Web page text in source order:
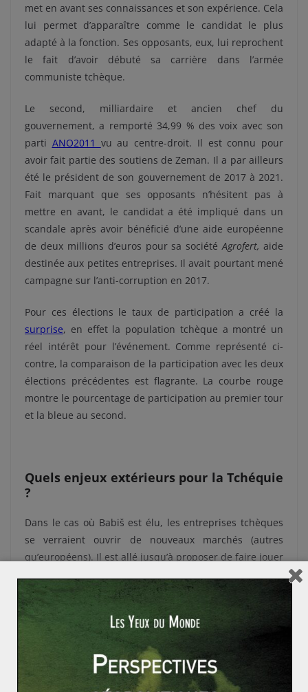
met en avant ses connaissances et son expérience. Cela
lui permet d’apparaître comme le candidat le plus
adapté à la fonction. Ses opposants, eux, lui reprochent
le fait d’avoir débuté sa carrière dans l’armée
communiste tchèque.
Le second, milliardaire et ancien chef du
gouvernement, a remporté 34,99 % des voix avec son
parti ANO2011 vu au centre-droit. Il est connu pour
avoir fait partie des soutiens de Zeman. Il a par ailleurs
été le président de son gouvernement de 2017 à 2021.
Fait marquant que ses opposants n’hésitent pas à
mettre en avant, le candidat a été impliqué dans un
scandale après avoir bénéficié d’une aide européenne
de deux millions d’euros pour sa sociétéAgrofert, aide
destinée aux petites entreprises. Il avait pourtant mené
campagne sur l’anti-corruption en 2017.
Pour ces élections le taux de participation a créé la
surprise, en effet la population tchèque a montré un
réel intérêt pour l’événement. Comme représenté ci-
contre, la comparaison de la participation avec les deux
élections précédentes est flagrante. La courbe rouge
montre le pourcentage de participation au premier tour
et la bleue au second.
Quels enjeux extérieurs pour la Tchéquie
?
Dans le cas où Babiš est élu, les entreprises tchèques
se verraient ouvrir de nouveaux marchés (autres
qu’européens). Il est allé jusqu’à proposer de faire jouer
rapprochements avec la Russie et la Chine, Pavel n’est
pas contre « traiter » avec Moscou et Pékin. Cependant,
avec prudence et à la condition que les choses se
fassent toujours unilatéralement avec la communauté
européenne. Il met également un point d’honneur à ce
qu’il n’y ait plus aucune dépendance dans des